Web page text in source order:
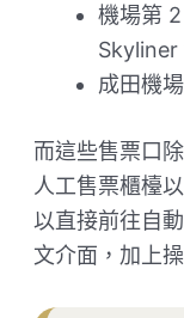
機場第
Skyliner
成田機
而這些售票口
人工售票櫃檯
以直接前往自
文介面，加上